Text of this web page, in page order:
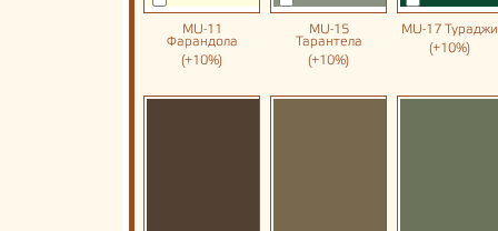
MU-11
Фарандола
(+10%)
MU-15
Тарантела
(+10%)
MU-17 Тураджи
(+10%)